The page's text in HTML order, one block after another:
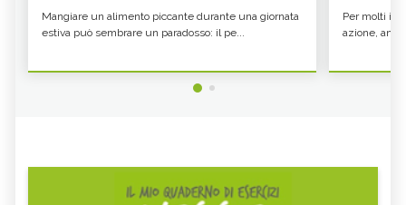
Mangiare un alimento piccante durante una giornata
estiva può sembrare un paradosso: il pe...
Per molti il
azione,